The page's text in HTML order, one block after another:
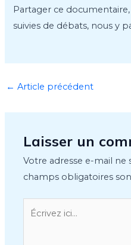
Partager ce
suivies de débats, nous y
← Article précédent
Laisser un
Votre adresse e-mail ne
champs obligatoires
Écrivez